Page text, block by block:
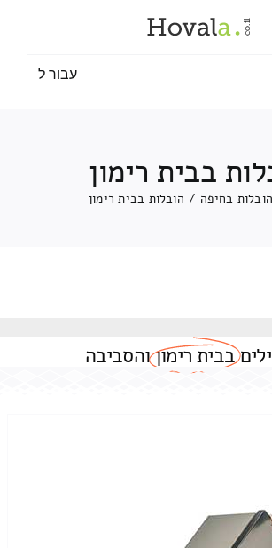
עבור ל
בבית רימון
הובלות בחיפה / הובלות בבית רימון
בבית רימוןוהסביבה